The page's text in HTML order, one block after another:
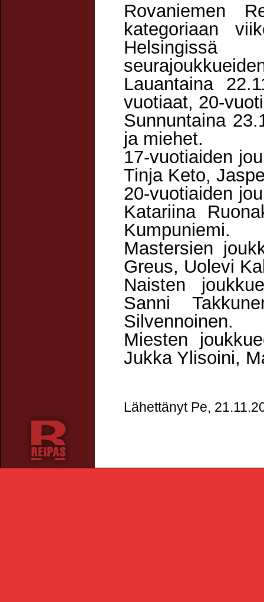
Rovaniemen
kategoriaan
Lauantaina
vuotiaat, 20-
Sunnuntaina
ja miehet.
17-vuotiaiden
Tinja Keto,
20-vuotiaiden
Katariina
Kumpuniemi.
Mastersien
Greus, Uolevi
Naisten
Sanni
Silvennoinen.
Miesten
Jukka Ylisoini,
Lähettänyt Pe,